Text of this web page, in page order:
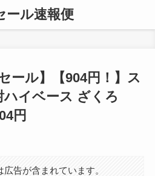
ール速報便
ール】【904円！】ス
ハイベース ざくろ
円
告が含まれています。